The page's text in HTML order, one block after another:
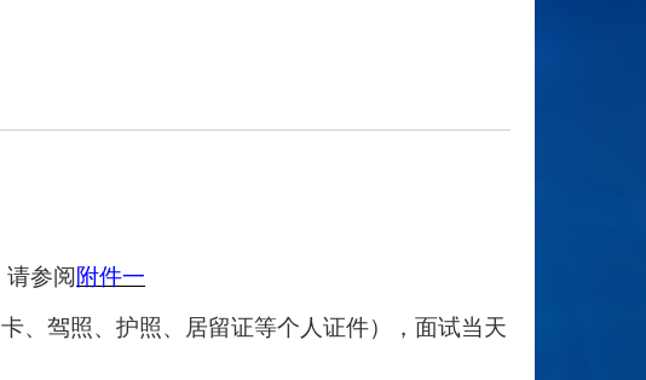
请参阅附件一
、驾照、护照、居留证等个人证件），面试当天